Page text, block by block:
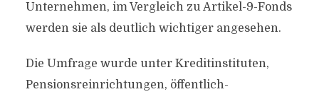
Unternehmen, im Vergleich zu Artikel-9-Fonds
werden sie als deutlich wichtiger angesehen.
Die Umfrage wurde unter Kreditinstituten,
Pensionsreinrichtungen, öffentlich-